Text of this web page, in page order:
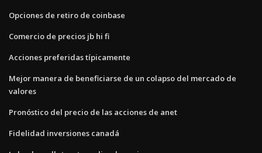
Opciones de retiro de coinbase
Comercio de precios jb hi fi
Acciones preferidas típicamente
Mejor manera de beneficiarse de un colapso del mercado de
valores
Pronóstico del precio de las acciones de anet
Fidelidad inversiones canadá